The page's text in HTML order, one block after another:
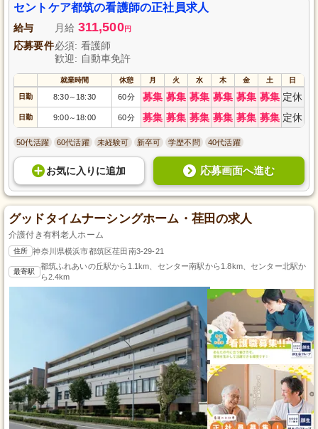
セントケア都筑の看護師の正社員求人
給与 月給 311,500円
応募要件必須: 看護師
歓迎: 自動車免許
就業時間 休憩 月 火 水 木 金 土 日
日勤 8:30～ 18:30 60分 募集 募集 募集 募集 募集 募集 定休
日勤 9:00～ 18:00 60分 募集 募集 募集 募集 募集 募集 定休
50代活躍 60代活躍 未経験可 新卒可 学歴不問 40代活躍
お気に入り に追加 応募画面へ進む
グッドタイムナーシングホーム・荏田の求人
介護付き有料老人ホーム
住所 神奈川県横浜市都筑区荏田南3-29-21
最寄駅
都筑ふれあいの丘駅から1.1km、センター南駅から1.8km、センター北駅か
ら2.4km